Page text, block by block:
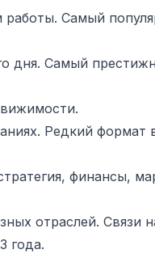
работы. Самый
дня. Самый
Редкий формат
финансы,
отраслей. Связи
года.